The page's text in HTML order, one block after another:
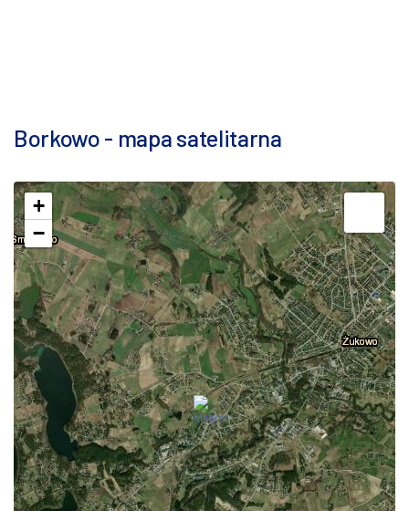
Borkowo - mapa satelitarna
+
−